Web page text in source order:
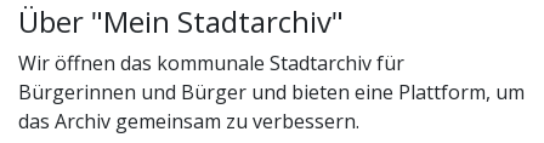
Über "Mein Stadtarchiv"
Wir öffnen das kommunale Stadtarchiv für
Bürgerinnen und Bürger und bieten eine Plattform, um
das Archiv gemeinsam zu verbessern.